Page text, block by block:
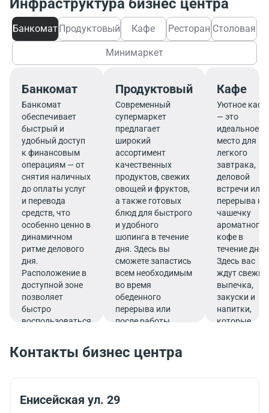
Инфраструктура бизнес центра
БанкоматПродуктовый Кафе Ресторан Столовая
Минимаркет
Банкомат
Банкомат
обеспечивает
быстрый и
удобный доступ
к финансовым
операциям — от
снятия наличных
до оплаты услуг
и перевода
средств, что
особенно ценно в
динамичном
ритме делового
дня.
Расположение в
доступной зоне
позволяет
быстро
воспользоваться
Продуктовый
Современный
супермаркет
предлагает
широкий
ассортимент
качественных
продуктов, свежих
овощей и фруктов,
а также готовых
блюд для быстрого
и удобного
шопинга в течение
дня. Здесь вы
сможете запастись
всем необходимым
во время
обеденного
перерыва или
после работы.
Кафе
Уютное кафе
— это
идеальное
место для
легкого
завтрака,
деловой
встречи или
перерыва на
чашечку
ароматного
кофе в
течение дня.
Здесь вас
ждут свежие
выпечка,
закуски и
напитки,
которые
продуктивно
Контакты бизнес центра
Енисейская ул. 29